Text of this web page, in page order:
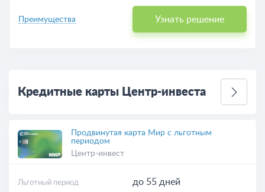
Преимущества Узнать решение
Кредитные карты Центр-инвеста
Продвинутая карта Мир с льготным
периодом
Центр-инвест
Льготный период до 55 дней